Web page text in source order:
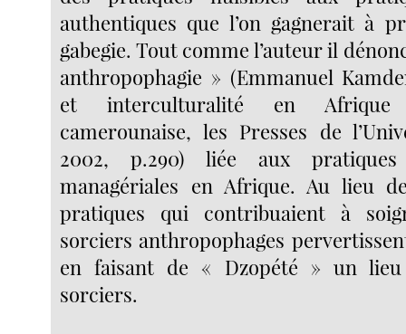
authentiques que l’on gagnerait à
gabegie. Tout comme l’auteur il
anthropophagie » (Emmanuel
et interculturalité en Afrique
camerounaise, les Presses de
2002, p.290) liée aux
managériales en Afrique. Au lieu
pratiques qui contribuaient à
sorciers anthropophages
en faisant de « Dzopété » un
sorciers.